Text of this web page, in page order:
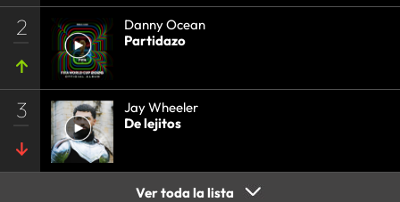
2
Danny Ocean
Partidazo
3
Jay Wheeler
De lejitos
Ver toda la lista